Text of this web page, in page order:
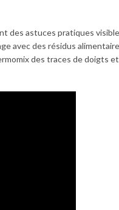
des astuces pratiques
avec des résidus
des traces de doigts